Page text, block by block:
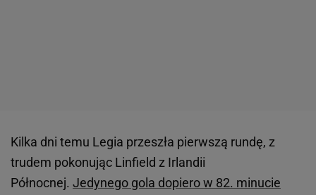
Kilka dni temu Legia przeszła pierwszą rundę, z
trudem pokonując Linfield z Irlandii
Północnej. Jedynego gola dopiero w 82. minucie